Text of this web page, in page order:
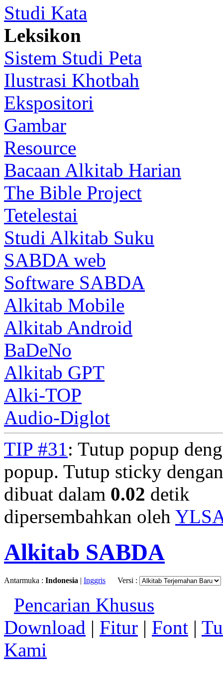
Studi Kata
Leksikon
Sistem Studi Peta
Ilustrasi Khotbah
Ekspositori
Gambar
Resource
Bacaan Alkitab Harian
The Bible Project
Tetelestai
Studi Alkitab Suku
SABDA web
Software SABDA
Alkitab Mobile
Alkitab Android
BaDeNo
Alkitab GPT
Alki-TOP
Audio-Diglot
TIP #31: Tutup popup
popup. Tutup sticky
dibuat dalam 0.02 detik
dipersembahkan oleh
Alkitab SABDA
Antarmuka : Indonesia | Inggris Versi :
Pencarian Khusus
Download | Fitur | Font |
Kami